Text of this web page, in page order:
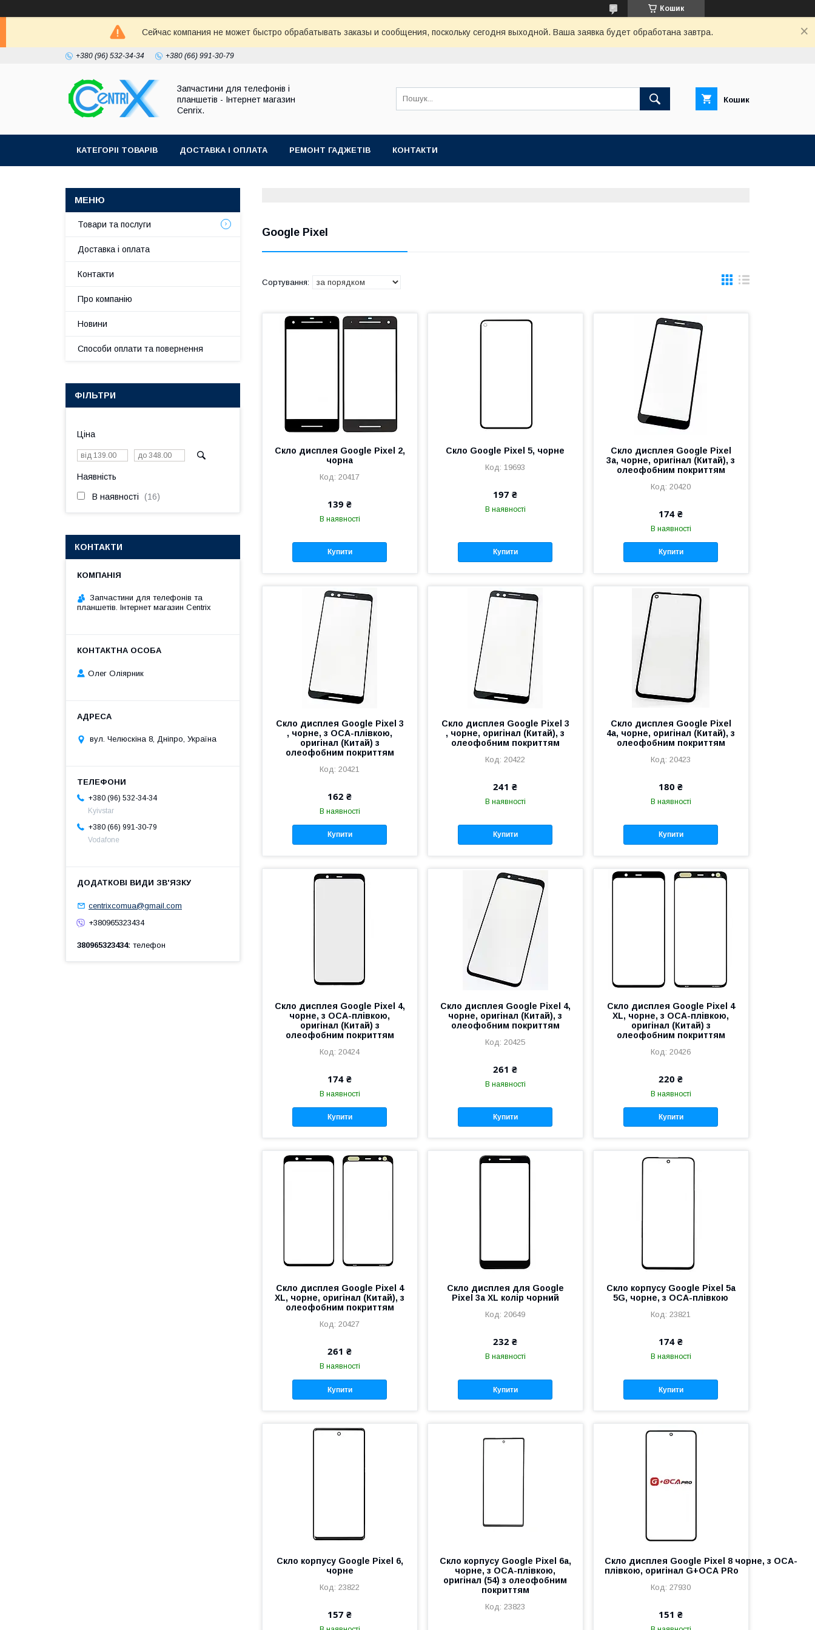
Кошик
Сейчас компания не может быстро обрабатывать заказы и сообщения, поскольку сегодня выходной. Ваша заявка будет обработана завтра.
+380 (96) 532-34-34 +380 (66) 991-30-79
Запчастини для телефонів і
планшетів - Інтернет магазин
Cenrix.
Кошик
КАТЕГОРІІ ТОВАРІВ ДОСТАВКА І ОПЛАТА РЕМОНТ ГАДЖЕТІВ КОНТАКТИ
Google Pixel
Скло дисплея Google Pixel 2,
чорна
20417
139 ₴
В наявності
Купити
Скло Google Pixel 5, чорне
19693
197 ₴
В наявності
Купити
Скло дисплея Google Pixel
3a, чорне, оригінал (Китай), з
олеофобним покриттям
20420
174 ₴
В наявності
Купити
Скло дисплея Google Pixel 3
, чорне, з OCA-плівкою,
оригінал (Китай) з
олеофобним покриттям
20421
162 ₴
В наявності
Купити
Скло дисплея Google Pixel 3
, чорне, оригінал (Китай), з
олеофобним покриттям
20422
241 ₴
В наявності
Купити
Скло дисплея Google Pixel
4a, чорне, оригінал (Китай), з
олеофобним покриттям
20423
180 ₴
В наявності
Купити
Скло дисплея Google Pixel 4,
чорне, з OCA-плівкою,
оригінал (Китай) з
олеофобним покриттям
20424
174 ₴
В наявності
Купити
Скло дисплея Google Pixel 4,
чорне, оригінал (Китай), з
олеофобним покриттям
20425
261 ₴
В наявності
Купити
Скло дисплея Google Pixel 4
XL, чорне, з OCA-плівкою,
оригінал (Китай) з
олеофобним покриттям
20426
220 ₴
В наявності
Купити
Скло дисплея Google Pixel 4
XL, чорне, оригінал (Китай), з
олеофобним покриттям
20427
261 ₴
В наявності
Купити
Скло дисплея для Google
Pixel 3a XL колір чорний
20649
232 ₴
В наявності
Купити
Скло корпусу Google Pixel 5a
5G, чорне, з OCA-плівкою
23821
174 ₴
В наявності
Купити
Скло корпусу Google Pixel 6,
чорне
23822
157 ₴
Скло корпусу Google Pixel 6a,
чорне, з OCA-плівкою,
оригінал (54) з олеофобним
покриттям
23823
Скло дисплея Google Pixel 8 чорне, з OCA-
плівкою, оригінал G+OCA PRo
27930
151 ₴
Товари та послуги
Доставка і оплата
Контакти
Про компанію
Новини
Способи оплати та повернення
ФІЛЬТРИ
Ціна
Наявність
В наявності 16
КОНТАКТИ
Запчастини для телефонів та
планшетів. Інтернет магазин Centrix
Олег Оліярник
вул. Челюскіна 8, Дніпро, Україна
+380 (96) 532-34-34
Kyivstar
+380 (66) 991-30-79
Vodafone
centrixcomua@gmail.com
+380965323434
380965323434 телефон